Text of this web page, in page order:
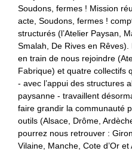
Soudons, fermes ! Mission
acte, Soudons, fermes !
structurés (l’Atelier Paysan,
Smalah, De Rives en
en train de nous rejoindre
Fabrique) et quatre collectifs
- avec l’appui des structures
paysanne - travaillent
faire grandir la communauté
outils (Alsace, Drôme,
pourrez nous retrouver :
Vilaine, Manche, Cote d’Or